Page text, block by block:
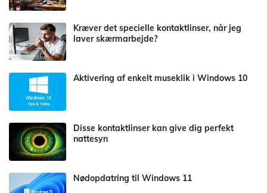
Kræver det specielle kontaktlinser, når jeg
laver skærmarbejde?
Aktivering af enkelt museklik i Windows 10
Disse kontaktlinser kan give dig perfekt
nattesyn
Nødopdatring til Windows 11